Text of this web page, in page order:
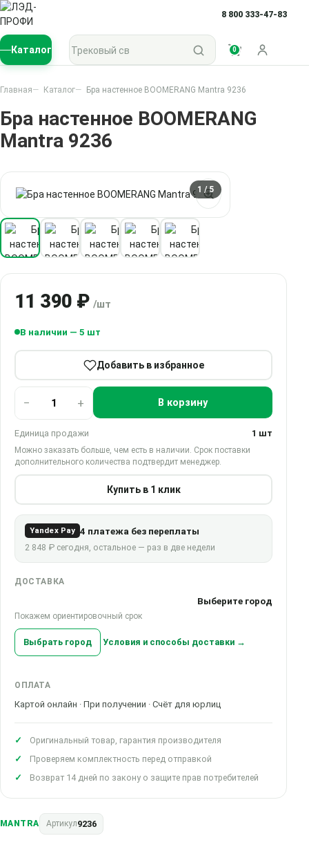
8 800 333-47-83
Каталог
Поиск по каталогу
0
Войти
Главная Каталог Бра настенное BOOMERANG Mantra 9236
Бра настенное BOOMERANG
Mantra 9236
1 / 5
MANTRA Артикул9236
11 390 ₽ /шт
В наличии — 5 шт
Добавить в избранное
− + В корзину
Единица продажи 1 шт
Можно заказать больше, чем есть в наличии. Срок поставки
дополнительного количества подтвердит менеджер.
Купить в 1 клик
Yandex Pay 4 платежа без переплаты
2 848 ₽ сегодня, остальное — раз в две недели
ДОСТАВКА
Выберите город
Покажем ориентировочный срок
Выбрать город Условия и способы доставки →
ОПЛАТА
Картой онлайн · При получении · Счёт для юрлиц
Оригинальный товар, гарантия производителя
Проверяем комплектность перед отправкой
Возврат 14 дней по закону о защите прав потребителей